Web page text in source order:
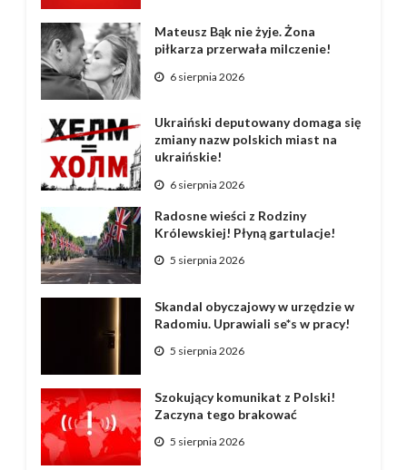
Mateusz Bąk nie żyje. Żona
piłkarza przerwała milczenie!
6 sierpnia 2026
Ukraiński deputowany domaga się
zmiany nazw polskich miast na
ukraińskie!
6 sierpnia 2026
Radosne wieści z Rodziny
Królewskiej! Płyną gartulacje!
5 sierpnia 2026
Skandal obyczajowy w urzędzie w
Radomiu. Uprawiali se*s w pracy!
5 sierpnia 2026
Szokujący komunikat z Polski!
Zaczyna tego brakować
5 sierpnia 2026